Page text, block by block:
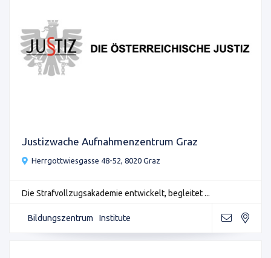
Justizwache Aufnahmenzentrum Graz
Herrgottwiesgasse 48-52, 8020 Graz
Die Strafvollzugsakademie entwickelt, begleitet ...
Bildungszentrum Institute